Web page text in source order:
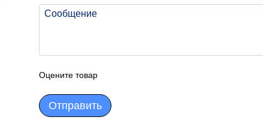
Оцените товар
Отправить